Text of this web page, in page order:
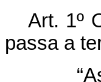
Art. 1º
passa a